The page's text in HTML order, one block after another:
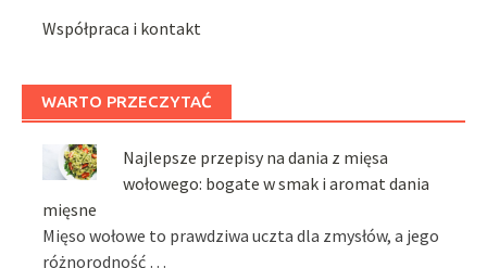
Współpraca i kontakt
WARTO PRZECZYTAĆ
Najlepsze przepisy na dania z mięsa
wołowego: bogate w smak i aromat dania
mięsne
Mięso wołowe to prawdziwa uczta dla zmysłów, a jego
różnorodność …